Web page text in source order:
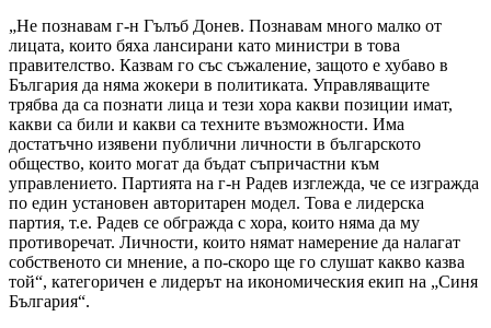
„Не познавам г-н Гълъб Донев. Познавам много малко от
лицата, които бяха лансирани като министри в това
правителство. Казвам го със съжаление, защото е хубаво в
България да няма жокери в политиката. Управляващите
трябва да са познати лица и тези хора какви позиции имат,
какви са били и какви са техните възможности. Има
достатъчно изявени публични личности в българското
общество, които могат да бъдат съпричастни към
управлението. Партията на г-н Радев изглежда, че се изгражда
по един установен авторитарен модел. Това е лидерска
партия, т.е. Радев се обгражда с хора, които няма да му
противоречат. Личности, които нямат намерение да налагат
собственото си мнение, а по-скоро ще го слушат какво казва
той“, категоричен е лидерът на икономическия екип на „Синя
България“.